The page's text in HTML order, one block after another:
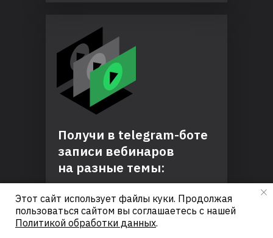
Получи в telegram-боте
записи вебинаров
на разные темы:
аналитика и метрики,
продуктовое интервью,
Этот сайт использует файлы куки. Продолжая
пользоваться сайтом вы соглашаетесь с нашей
Политикой обработки данных.